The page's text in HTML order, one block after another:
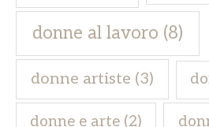
donne al lavoro (8)
donne artiste (3)
donne e arte (2)